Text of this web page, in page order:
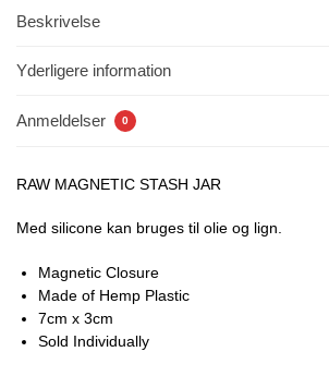
Beskrivelse
Yderligere information
Anmeldelser 0
RAW MAGNETIC STASH JAR
Med silicone kan bruges til olie og lign.
Magnetic Closure
Made of Hemp Plastic
7cm x 3cm
Sold Individually